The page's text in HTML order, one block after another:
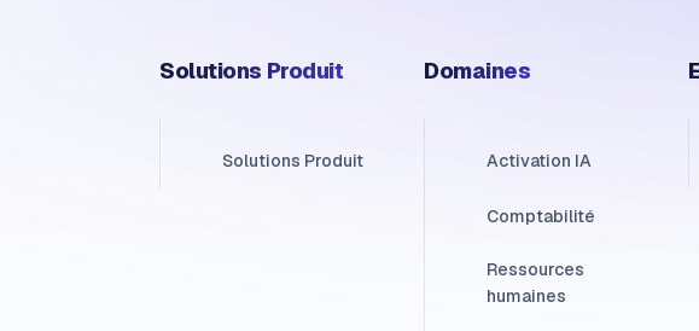
Solutions Produit
Solutions Produit
Domaines
Activation IA
Comptabilité
Ressources
humaines